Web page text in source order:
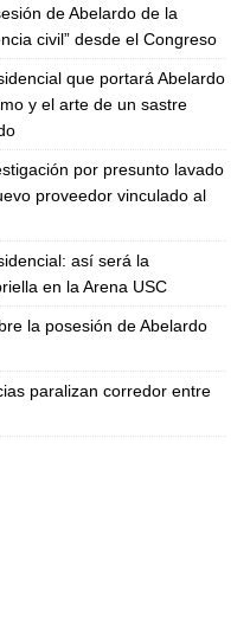
de Abelardo de la
civil” desde el Congreso
que portará Abelardo
y el arte de un sastre
por presunto lavado
proveedor vinculado al
así será la
en la Arena USC
la posesión de Abelardo
paralizan corredor entre